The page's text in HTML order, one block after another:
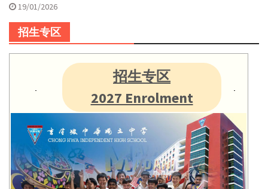
19/01/2026
招生专区
招生专区
2027 Enrolment